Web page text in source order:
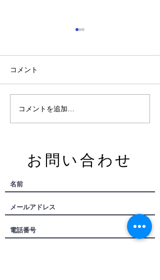
ありがとうございます！
コメント
コメントを追加…
​お問い合わせ